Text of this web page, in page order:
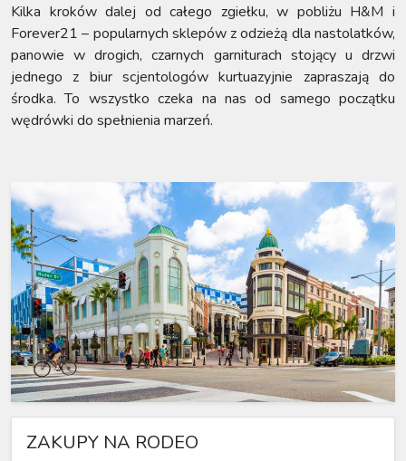
Kilka kroków dalej od całego zgiełku, w pobliżu H&M i
Forever21 – popularnych sklepów z odzieżą dla nastolatków,
panowie w drogich, czarnych garniturach stojący u drzwi
jednego z biur scjentologów kurtuazyjnie zapraszają do
środka. To wszystko czeka na nas od samego początku
wędrówki do spełnienia marzeń.
ZAKUPY NA RODEO